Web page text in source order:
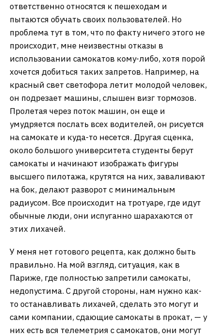
ответственно относятся к пешеходам и
пытаются обучать своих пользователей. Но
проблема тут в том, что по факту ничего этого не
происходит, мне неизвестны отказы в
использовании самокатов кому-либо, хотя порой
хочется добиться таких запретов. Например, на
красный свет светофора летит молодой человек,
он подрезает машины, слышен визг тормозов.
Пролетая через поток машин, он еще и
умудряется послать всех водителей, он рисуется
на самокате и куда-то несется. Другая сценка,
около большого университета студенты берут
самокаты и начинают изображать фигуры
высшего пилотажа, крутятся на них, заваливают
на бок, делают разворот с минимальным
радиусом. Все происходит на тротуаре, где идут
обычные люди, они испуганно шарахаются от
этих лихачей.
У меня нет готового рецепта, как должно быть
правильно. На мой взгляд, ситуация, как в
Париже, где полностью запретили самокаты,
недопустима. С другой стороны, нам нужно как-
то останавливать лихачей, сделать это могут и
сами компании, сдающие самокаты в прокат, — у
них есть вся телеметрия с самокатов, они могут